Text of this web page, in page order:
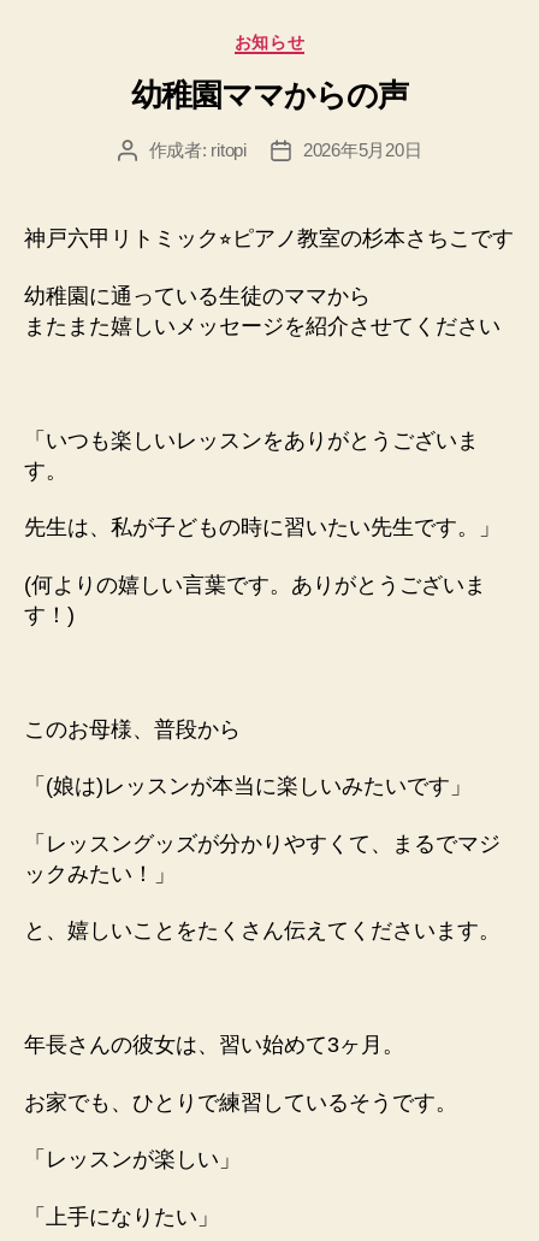
カ
ゴ
リ
ー
お知らせ
幼稚園ママからの声
投 作成者: ritopi
投
2026年5月20日
神戸六甲リトミック⭐︎ピアノ教室の杉本さちこです
幼稚園に通っている生徒のママから
またまた嬉しいメッセージを紹介させてください
「いつも楽しいレッスンをありがとうございま
す。
先生は、私が子どもの時に習いたい先生です。」
(何よりの嬉しい言葉です。ありがとうございま
す！)
このお母様、普段から
「(娘は)レッスンが本当に楽しいみたいです」
「レッスングッズが分かりやすくて、まるでマジ
ックみたい！」
と、嬉しいことをたくさん伝えてくださいます。
年長さんの彼女は、習い始めて3ヶ月。
お家でも、ひとり で練習しているそうです。
「レッスンが楽しい」
「上手になりたい」